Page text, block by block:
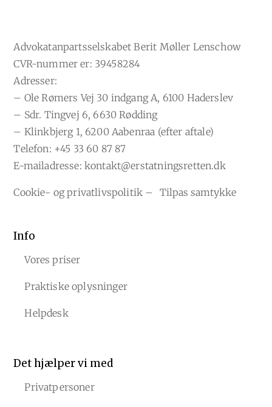
Advokatanpartsselskabet Berit Møller Lenschow
CVR-nummer er: 39458284
Adresser:
– Ole Rømers Vej 30 indgang A, 6100 Haderslev
– Sdr. Tingvej 6, 6630 Rødding
– Klinkbjerg 1, 6200 Aabenraa (efter aftale)
Telefon: +45 33 60 87 87
E-mailadresse: kontakt@erstatningsretten.dk
Cookie- og privatlivspolitik – Tilpas samtykke
Info
Vores priser
Praktiske oplysninger
Helpdesk
Det hjælper vi med
Privatpersoner